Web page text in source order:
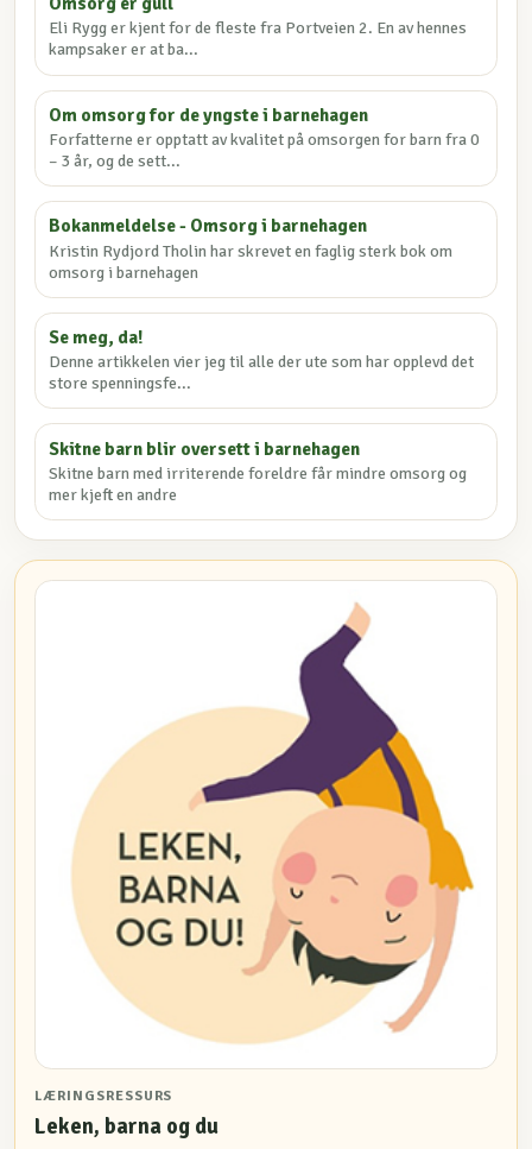
Eli Rygg er kjent for de fleste fra Portveien 2. En av hennes
kampsaker er at ba...
Om omsorg for de yngste i barnehagen
Forfatterne er opptatt av kvalitet på omsorgen for barn fra 0
– 3 år, og de sett...
Bokanmeldelse - Omsorg i barnehagen
Kristin Rydjord Tholin har skrevet en faglig sterk bok om
omsorg i barnehagen
Se meg, da!
Denne artikkelen vier jeg til alle der ute som har opplevd det
store spenningsfe...
Skitne barn blir oversett i barnehagen
Skitne barn med irriterende foreldre får mindre omsorg og
mer kjeft en andre
LÆRINGSRESSURS
Leken, barna og du